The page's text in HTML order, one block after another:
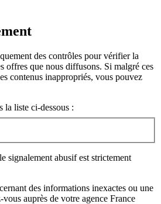
des contrôles pour vérifier la
offres que nous diffusons. Si malgré ces
contenus inappropriés, vous pouvez
la liste ci-dessous :
signalement abusif est strictement
des informations inexactes ou une
vous auprès de votre agence France